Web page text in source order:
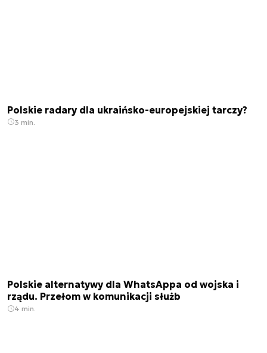
Polskie radary dla ukraińsko-europejskiej tarczy?
3 min.
Polskie alternatywy dla WhatsAppa od wojska i
rządu. Przełom w komunikacji służb
4 min.